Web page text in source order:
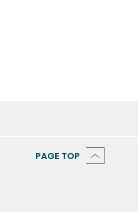
PAGE TOP